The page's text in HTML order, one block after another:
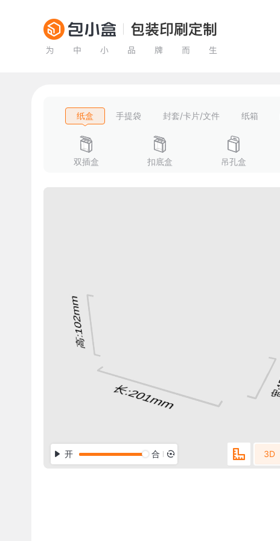
纸盒 手提袋 封套/卡片/文件 纸箱
双插盒 扣底盒 吊孔盒
开 合 3D